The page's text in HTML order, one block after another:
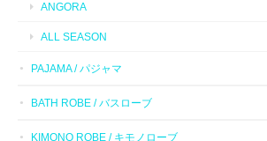
ANGORA
ALL SEASON
PAJAMA / パジャマ
BATH ROBE / バスローブ
KIMONO ROBE / キモノローブ